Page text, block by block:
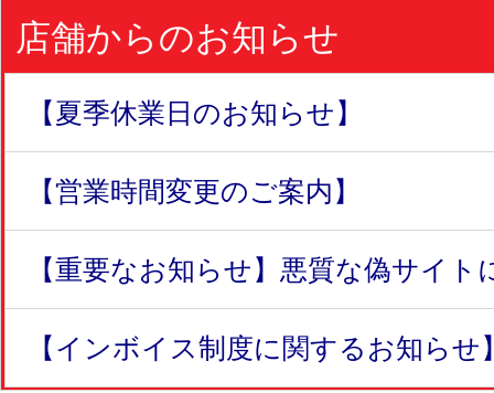
店舗からのお知らせ
【夏季休業日のお知らせ】
【営業時間変更のご案内】
【重要なお知らせ】悪質な偽サイト
【インボイス制度に関するお知らせ